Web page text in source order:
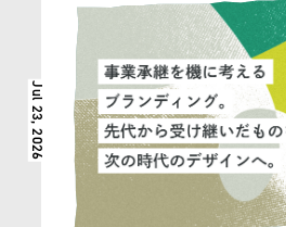
Jul 23, 2026